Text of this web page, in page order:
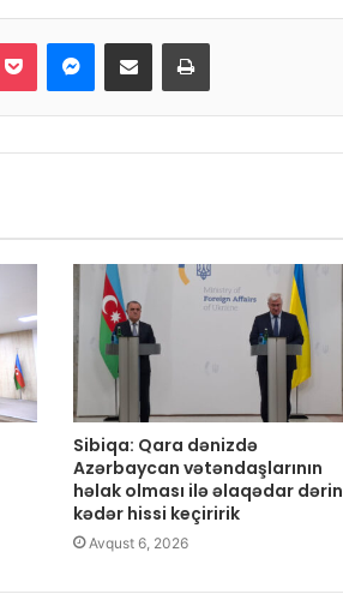
Sibiqa: Qara dənizdə
Azərbaycan vətəndaşlarının
həlak olması ilə əlaqədar dərin
kədər hissi keçiririk
Avqust 6, 2026